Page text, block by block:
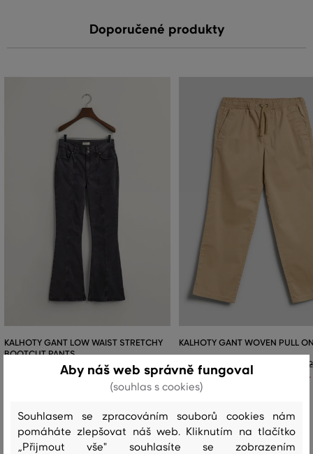
Doporučené produkty
KALHOTY GANT LOW WAIST STRETCHY
BOOTCUT PANTS
2 599 Kč
1 299 Kč
146/152, 158/164, 170 176
KALHOTY GANT WOVEN PULL
Dostupné velikosti:
Aby náš web správně fungoval
(souhlas s cookies)
Souhlasem se zpracováním souborů cookies nám
pomáháte zlepšovat náš web. Kliknutím na tlačítko
„Přijmout vše" souhlasíte se zobrazením